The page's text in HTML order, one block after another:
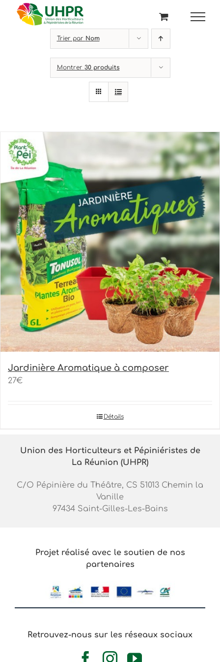
Passer
Trier par Nom
Montrer 30 produits
Jardinière Aromatique à composer
27€
Détails
Union des Horticulteurs et Pépiniéristes de
La Réunion (UHPR)
C/O Pépinière du Théâtre, CS 51013 Chemin la
Vanille
97434 Saint-Gilles-Les-Bains
Projet réalisé avec le soutien de nos
partenaires
Retrouvez-nous sur les réseaux sociaux